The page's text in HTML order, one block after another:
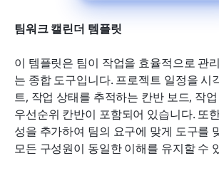
팀워크 캘린더 템플릿
이 템플릿은 팀이 작업을 효율적으로 관
는 종합 도구입니다. 프로젝트 일정을 시
트, 작업 상태를 추적하는 칸반 보드, 작
우선순위 칸반이 포함되어 있습니다. 또
성을 추가하여 팀의 요구에 맞게 도구를
모든 구성원이 동일한 이해를 유지할 수